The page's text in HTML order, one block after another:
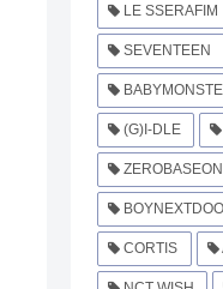
LE SSERAFIM
SEVENTEEN
(G)I-DLE
CORTIS